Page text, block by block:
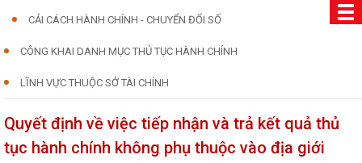
CẢI CÁCH HÀNH CHÍNH - CHUYỂN ĐỔI SỐ
CÔNG KHAI DANH MỤC THỦ TỤC HÀNH CHÍNH
LĨNH VỰC THUỘC SỞ TÀI CHÍNH
Quyết định về việc tiếp nhận và trả kết quả thủ
tục hành chính không phụ thuộc vào địa giới